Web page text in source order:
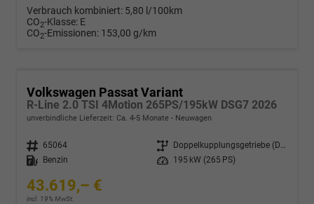
Verbrauch kombiniert: 5,80 l/100km
CO2-Klasse: E
CO2-Emissionen: 153,00 g/km
Volkswagen Passat Variant
R-Line 2.0 TSI 4Motion 265PS/195kW DSG7 2026
unverbindliche Lieferzeit: Ca. 4-5 Monate Neuwagen
Fahrzeugnr. 65064 Getriebe
Doppelkupplungsgetriebe (DSG)
Kraftstoff
Benzin Leistung 195 kW (265 PS)
43.619,– €
incl. 19% MwSt.